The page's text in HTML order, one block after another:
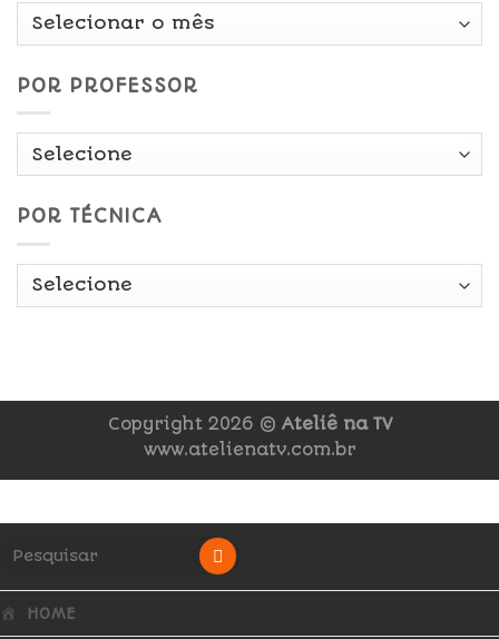
Por
POR PROFESSOR
POR TÉCNICA
Copyright 2026 © Ateliê na TV
www.atelienatv.com.br
HOME